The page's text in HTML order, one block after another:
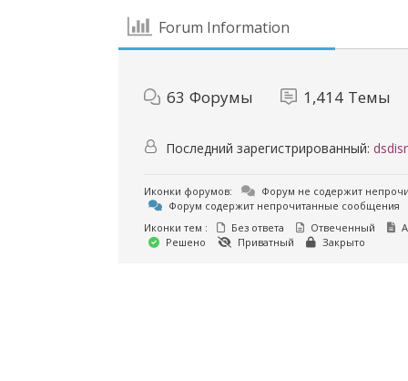
Forum Information
63 Форумы 1,414 Темы
Последний зарегистрированный:
Иконки форумов:
Форум не содержит
Форум содержит непрочитанные сообщения
Иконки тем :
Без ответа Отвеченный
Решено
Приватный Закрыто